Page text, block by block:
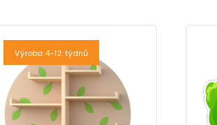
Výroba 4-12. týdnů